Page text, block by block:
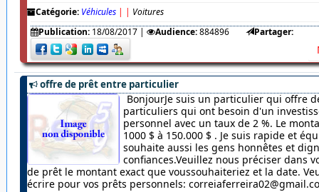
Catégorie: Véhicules | | Voitures
Publication: 18/08/2017| Audience:884896 Partager:
offre de prêt entre particulier
BonjourJe suis un particulier qui offre
particuliers qui ont besoin d'un
personnel avec un taux de 2 %. Le
1000 $ à 150.000 $ . Je suis rapide et
souhaite aussi les gens honnêtes et
confiances.Veuillez nous préciser dans
de prêt le montant exact que voussouhaiteriez et la date.
écrire pour vos prêts personnels: